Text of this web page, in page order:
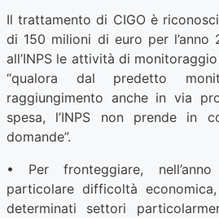
Il trattamento di CIGO è
di 150 milioni di euro per l’anno
all’INPS le attività di
“qualora dal predetto
raggiungimento anche in via
spesa, l’INPS non prende in
domande”.
• Per fronteggiare,
particolare difficoltà
determinati settori